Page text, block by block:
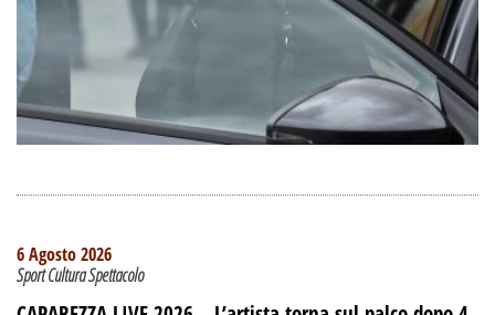
6 Agosto 2026
Sport Cultura Spettacolo